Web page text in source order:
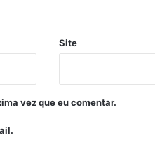
Site
vez que eu comentar.